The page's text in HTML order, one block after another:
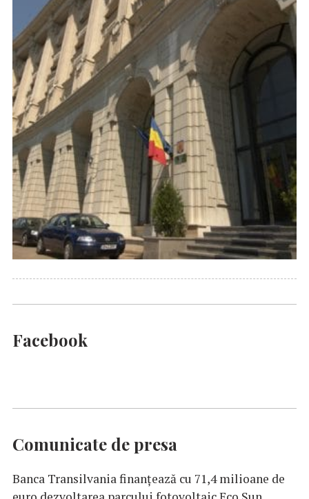
Facebook
Comunicate de presa
Banca Transilvania finanțează cu 71,4 milioane de